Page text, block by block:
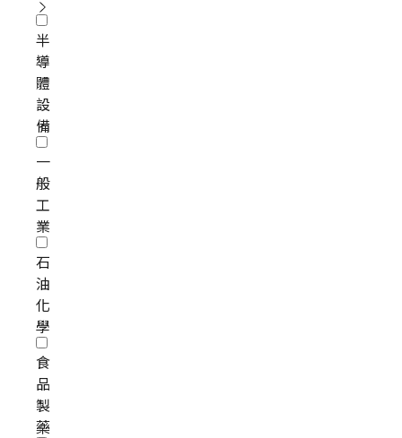
半
導
體
設
備
一
般
工
業
石
油
化
學
食
品
製
藥